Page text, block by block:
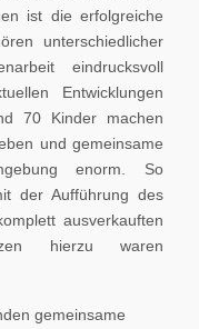
ist die erfolgreiche
unterschiedlicher
eindrucksvoll
Entwicklungen
70 Kinder machen
und gemeinsame
enorm. So
der Aufführung des
ausverkauften
hierzu waren
gemeinsame